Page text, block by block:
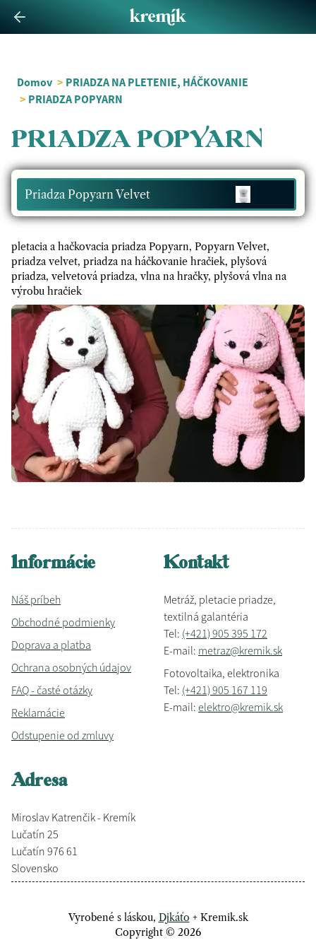
Domov > PRIADZA NA PLETENIE, HÁČKOVANIE
> PRIADZA POPYARN
PRIADZA POPYARN
Priadza Popyarn Velvet
pletacia a hačkovacia priadza Popyarn, Popyarn Velvet,
priadza velvet, priadza na háčkovanie hračiek, plyšová
priadza, velvetová priadza, vlna na hračky, plyšová vlna na
výrobu hračiek
Informácie
Náš príbeh
Obchodné podmienky
Doprava a platba
Ochrana osobných údajov
FAQ - časté otázky
Reklamácie
Odstupenie od zmluvy
Kontakt
Metráž, pletacie priadze,
textilná galantéria
Tel: (+421) 905 395 172
E-mail: metraz@kremik.sk
Fotovoltaika, elektronika
Tel: (+421) 905 167 119
E-mail: elektro@kremik.sk
Adresa
Miroslav Katrenčik - Kremík
Lučatín 25
Lučatín 976 61
Slovensko
Vyrobené s láskou, Djkáťo + Kremik.sk
Copyright © 2026